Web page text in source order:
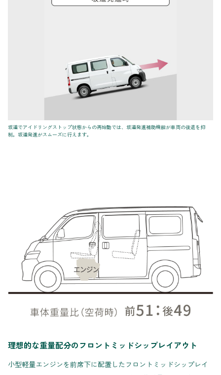
坂道でアイドリングストップ状態からの再始動では、坂道発進補助機能が車両の後退を抑
制。坂道発進がスムーズに行えます。
理想的な重量配分のフロントミッドシップレイアウト
小型軽量エンジンを前席下に配置したフロントミッドシップレイ